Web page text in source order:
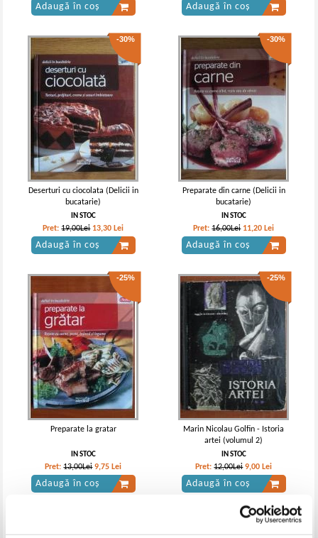
Adaugă în coș Adaugă în coș
-30%
Deserturi cu ciocolata (Delicii in
bucatarie)
IN STOC
Pret:19,00Lei 13,30 Lei
Adaugă în coș
-30%
Preparate din carne (Delicii in
bucatarie)
IN STOC
Pret:16,00Lei 11,20 Lei
Adaugă în coș
-25%
Preparate la gratar
IN STOC
Pret:13,00Lei 9,75 Lei
Adaugă în coș
-25%
Marin Nicolau Golfin - Istoria
artei (volumul 2)
IN STOC
Pret:12,00Lei 9,00 Lei
Adaugă în coș
-25%